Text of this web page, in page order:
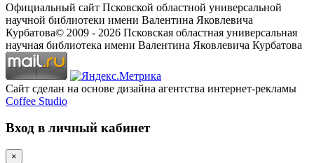
Официальный сайт Псковской областной универсальной
научной библиотеки имени Валентина Яковлевича
Курбатова© 2009 - 2026 Псковская областная универсальная
научная библиотека имени Валентина Яковлевича Курбатова
Сайт сделан на основе дизайна агентства интернет-рекламы
Coffee Studio
Вход в личный кабинет
×